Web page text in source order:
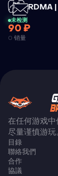
RDMA
RDMA |
未检测
90 ₽
0 销量
在任何游戏
尽量谨慎游玩
目錄
聯絡我們
合作
協議